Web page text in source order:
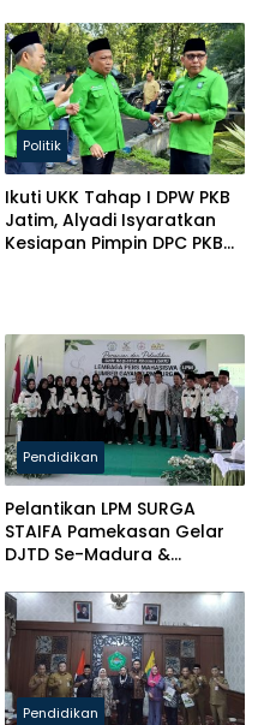
Politik
Ikuti UKK Tahap I DPW PKB
Jatim, Alyadi Isyaratkan
Kesiapan Pimpin DPC PKB
Pendidikan
Pelantikan LPM SURGA
STAIFA Pamekasan Gelar
DJTD Se-Madura &
Pendidikan